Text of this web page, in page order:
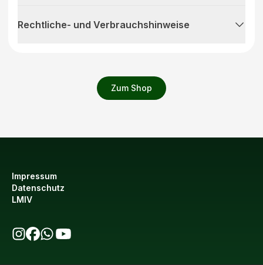
Zum Shop
Rechtliche- und Verbrauchshinweise
Impressum
Datenschutz
LMIV